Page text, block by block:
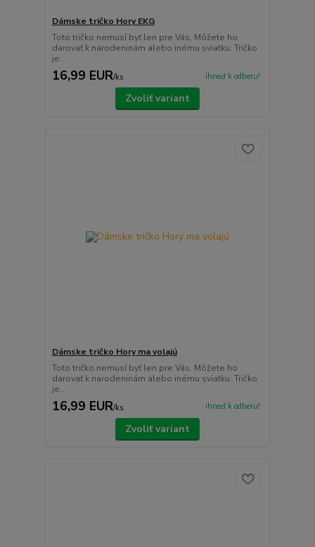
Dámske tričko Hory EKG
Toto tričko nemusí byť len pre Vás. Môžete ho
darovať k narodeninám alebo inému sviatku. Tričko
je...
16,99 EUR/ks ihneď k odberu!
Zvoliť variant
Dámske tričko Hory ma volajú
Toto tričko nemusí byť len pre Vás. Môžete ho
darovať k narodeninám alebo inému sviatku. Tričko
je...
16,99 EUR/ks ihneď k odberu!
Zvoliť variant